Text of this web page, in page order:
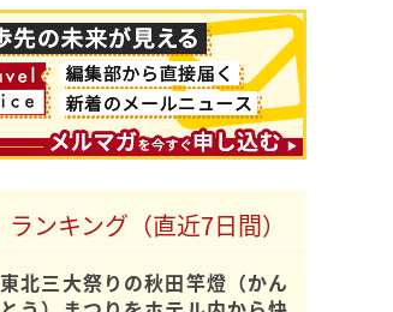
ランキング（直近7日間）
東北三大祭りの秋田竿燈（かん